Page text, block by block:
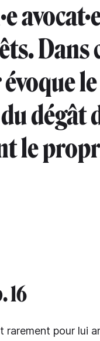
Dans
dégât
le
16
rarement pour lui